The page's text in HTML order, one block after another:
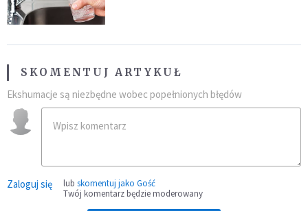
SKOMENTUJ ARTYKUŁ
Ekshumacje są niezbędne wobec popełnionych błędów
Zaloguj się lub skomentuj jako Gość
Twój komentarz będzie moderowany